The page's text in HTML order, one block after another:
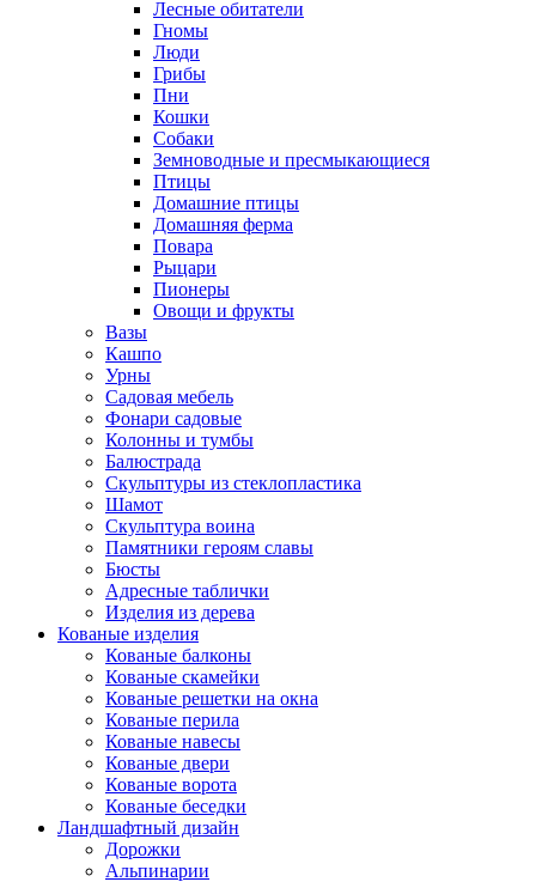
Лесные обитатели
Гномы
Люди
Грибы
Пни
Кошки
Собаки
Земноводные и пресмыкающиеся
Птицы
Домашние птицы
Домашняя ферма
Повара
Рыцари
Пионеры
Овощи и фрукты
Вазы
Кашпо
Урны
Садовая мебель
Фонари садовые
Колонны и тумбы
Балюстрада
Скульптуры из стеклопластика
Шамот
Скульптура воина
Памятники героям славы
Бюсты
Адресные таблички
Изделия из дерева
Кованые изделия
Кованые балконы
Кованые скамейки
Кованые решетки на окна
Кованые перила
Кованые навесы
Кованые двери
Кованые ворота
Кованые беседки
Ландшафтный дизайн
Дорожки
Альпинарии